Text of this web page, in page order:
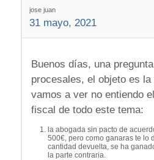
jose juan
31 mayo, 2021
Buenos días, una
procesales, el objeto es
vamos a ver no entiendo
fiscal de todo este tema:
la abogada sin pacto de
500€, pero como ganaras te lo
cantidad devuelta, se ha
la parte contraria.